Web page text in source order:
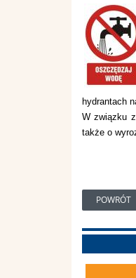
hydrantach
W związku
także o
POWRÓT